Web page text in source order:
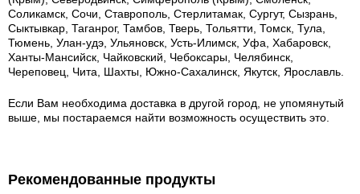
Соликамск, Сочи, Ставрополь, Стерлитамак, Сургут, Сызрань,
Сыктывкар, Таганрог, Тамбов, Тверь, Тольятти, Томск, Тула,
Тюмень, Улан-удэ, Ульяновск, Усть-Илимск, Уфа, Хабаровск,
Ханты-Мансийск, Чайковский, Чебоксары, Челябинск,
Череповец, Чита, Шахты, Южно-Сахалинск, Якутск, Ярославль.
Если Вам необходима доставка в другой город, не упомянутый
выше, мы постараемся найти возможность осуществить это.
Рекомендованные продукты